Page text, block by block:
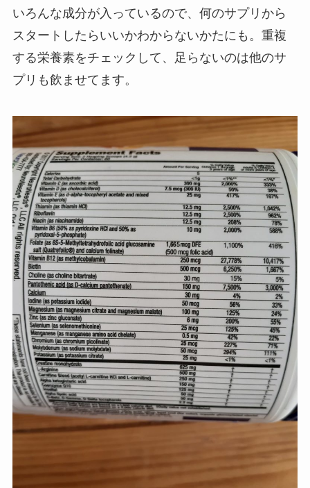
いろんな成分が入っているので、何のサプリから
スタートしたらいいかわからないかたにも。重複
する栄養素をチェックして、足らないのは他のサ
プリも飲ませてます。